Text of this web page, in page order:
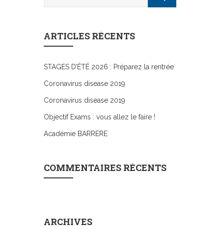
ARTICLES RÉCENTS
STAGES D’ÉTÉ 2026 : Préparez la rentrée
Coronavirus disease 2019
Coronavirus disease 2019
Objectif Exams : vous allez le faire !
Académie BARRERE
COMMENTAIRES RÉCENTS
ARCHIVES